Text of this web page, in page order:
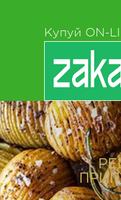
Купуй ON-